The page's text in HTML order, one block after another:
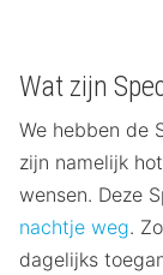
Wat zijn
We hebben de
zijn namelijk
wensen. Deze
nachtje weg.
dagelijks